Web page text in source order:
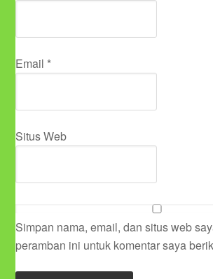
Email *
Situs Web
Simpan nama, email, dan situs web
peramban ini untuk komentar saya